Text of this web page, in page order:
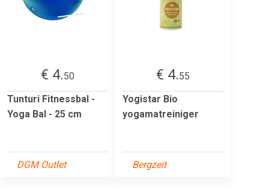
€ 4.50
Tunturi Fitnessbal -
Yoga Bal - 25 cm
DGM Outlet
€ 4.55
Yogistar Bio
yogamatreiniger
Bergzeit